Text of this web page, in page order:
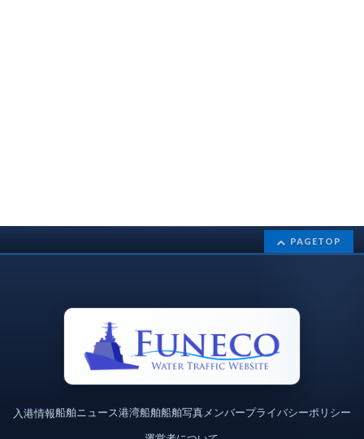
PAGETOP
入港情報船舶ニュース港湾船舶船舶写真メンバープライバシーポリシー